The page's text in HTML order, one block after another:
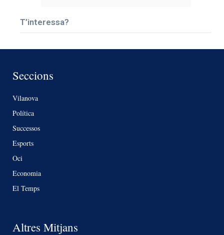
T’interessa?
Seccions
Vilanova
Política
Successos
Esports
Oci
Economia
El Temps
Altres Mitjans